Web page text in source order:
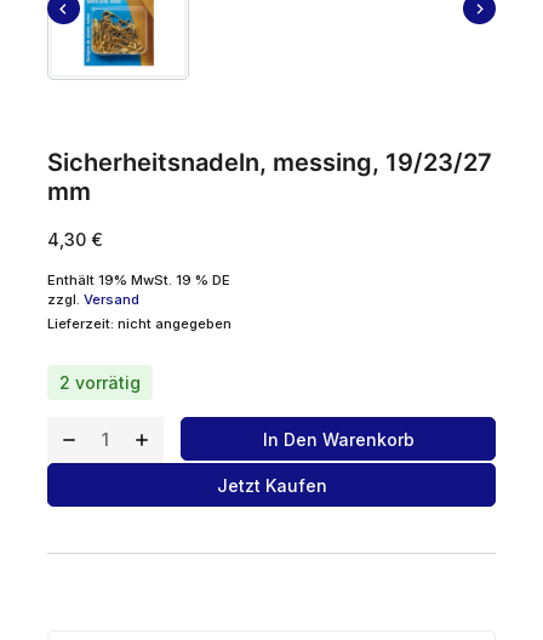
Sicherheitsnadeln, messing, 19/23/27
mm
4,30 €
Enthält 19% MwSt. 19 % DE
zzgl. Versand
Lieferzeit: nicht angegeben
2 vorrätig
In Den Warenkorb
Jetzt Kaufen